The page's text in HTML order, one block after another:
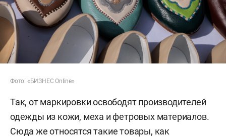
Фото: «БИЗНЕС Online»
Так, от маркировки освободят производителей
одежды из кожи, меха и фетровых материалов.
Сюда же относятся такие товары, как